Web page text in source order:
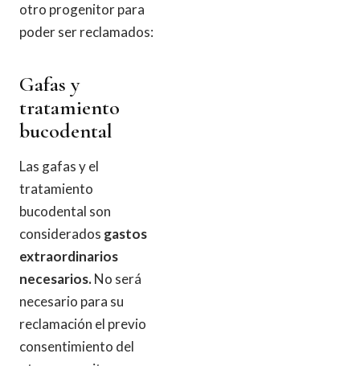
otro progenitor para
poder ser reclamados:
Gafas y
tratamiento
bucodental
Las gafas y el
tratamiento
bucodental son
considerados gastos
extraordinarios
necesarios.No será
necesario para su
reclamación el previo
consentimiento del